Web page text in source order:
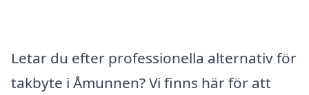
Letar du efter professionella alternativ för
takbyte i Åmunnen? Vi finns här för att